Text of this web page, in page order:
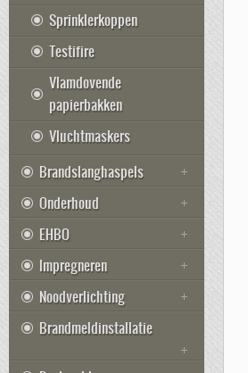
Sprinklerkoppen
Testifire
Vlamdovende
papierbakken
Vluchtmaskers
Brandslanghaspels
Onderhoud
EHBO
Impregneren
Noodverlichting
Brandmeldinstallatie